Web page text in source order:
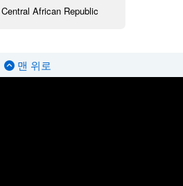
Central African Republic
맨 위로